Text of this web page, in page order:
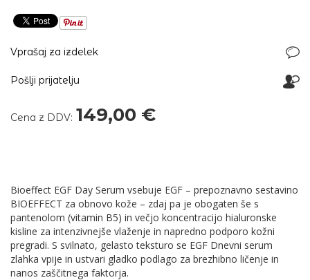
Vprašaj za izdelek
Pošlji prijatelju
Cena z DDV: 149,00 €
Bioeffect EGF Day Serum vsebuje EGF – prepoznavno sestavino
BIOEFFECT za obnovo kože – zdaj pa je obogaten še s
pantenolom (vitamin B5) in večjo koncentracijo hialuronske
kisline za intenzivnejše vlaženje in napredno podporo kožni
pregradi. S svilnato, gelasto teksturo se EGF Dnevni serum
zlahka vpije in ustvari gladko podlago za brezhibno ličenje in
nanos zaščitnega faktorja.